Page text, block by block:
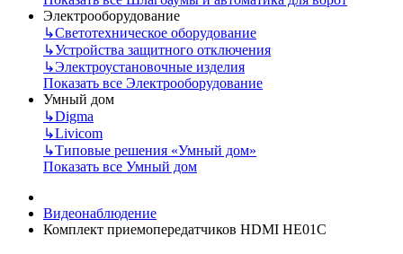
Электрооборудование
↳Светотехническое оборудование
↳Устройства защитного отключения
↳Электроустановочные изделия
Показать все Электрооборудование
Умный дом
↳Digma
↳Livicom
↳Типовые решения «Умный дом»
Показать все Умный дом
Видеонаблюдение
Комплект приемопередатчиков HDMI HE01C